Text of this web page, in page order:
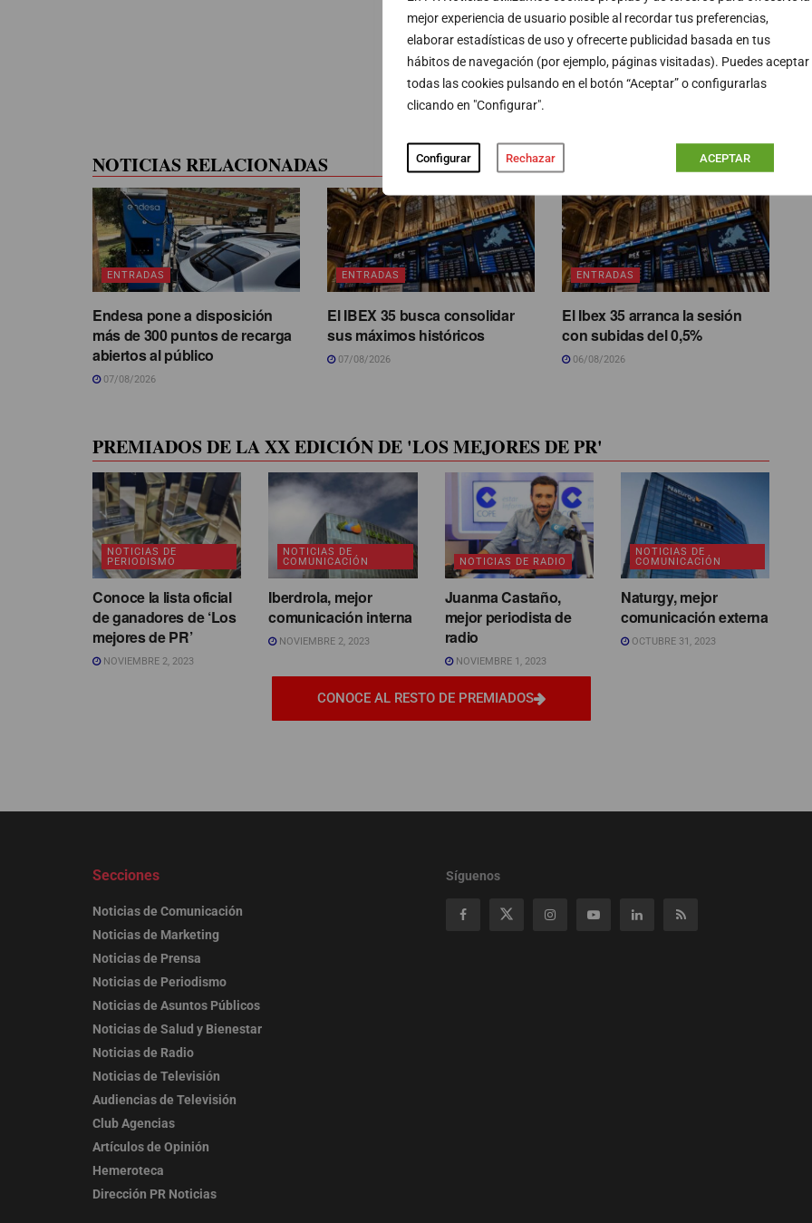
mejor experiencia de usuario posible al recordar tus preferencias,
elaborar estadísticas de uso y ofrecerte publicidad basada en tus
hábitos de navegación (por ejemplo, páginas visitadas). Puedes aceptar
todas las cookies pulsando en el botón “Aceptar” o configurarlas
clicando en "Configurar".
Configurar Rechazar ACEPTAR
NOTICIAS RELACIONADAS
ENTRADAS
Endesa pone a disposición
más de 300 puntos de recarga
abiertos al público
07/08/2026
ENTRADAS
El IBEX 35 busca consolidar
sus máximos históricos
07/08/2026
ENTRADAS
El Ibex 35 arranca la sesión
con subidas del 0,5%
06/08/2026
PREMIADOS DE LA XX EDICIÓN DE 'LOS MEJORES DE PR'
NOTICIAS DE
PERIODISMO
Conoce la lista oficial
de ganadores de ‘Los
mejores de PR’
NOVIEMBRE 2, 2023
NOTICIAS DE
COMUNICACIÓN
Iberdrola, mejor
comunicación interna
NOVIEMBRE 2, 2023
NOTICIAS DE RADIO
Juanma Castaño,
mejor periodista de
radio
NOVIEMBRE 1, 2023
NOTICIAS DE
COMUNICACIÓN
Naturgy, mejor
comunicación externa
OCTUBRE 31, 2023
CONOCE AL RESTO DE PREMIADOS
Secciones
Noticias de Comunicación
Noticias de Marketing
Noticias de Prensa
Noticias de Periodismo
Noticias de Asuntos Públicos
Noticias de Salud y Bienestar
Noticias de Radio
Noticias de Televisión
Audiencias de Televisión
Club Agencias
Artículos de Opinión
Hemeroteca
Dirección PR Noticias
Síguenos